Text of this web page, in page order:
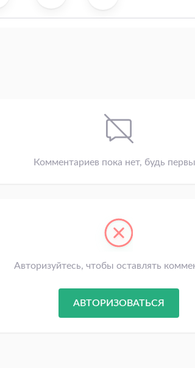
Комментариев пока нет, будь
Авторизуйтесь, чтобы оставлять
АВТОРИЗОВАТЬСЯ